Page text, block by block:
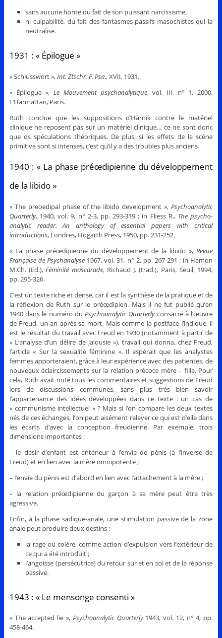
sans aucune honte du fait de son puissant narcissisme,
ni culpabilité, du fait des fantasmes passifs masochistes qui la
neutralise.
1931 : « Épilogue »
« Schlusswort »,Int. Ztschr. F. Psa., XVII, 1931.
« Épilogue », Le Mouvement psychanalytique, vol. III, n° 1, 2000,
L’Harmattan, Paris.
Ruth conclue que les suppositions d’Hárnik contre le matériel
clinique ne reposent pas sur un matériel clinique… ce ne sont donc
que ds spéculations théoriques. De plus, si les effets de la scène
primitive sont si intenses, c’est qu’il y a des troubles plus anciens.
1940 : « La phase préœdipienne du développement
de la libido »
« The preoedipal phase of the libido development »,Psychoanalytic
Quarterly, 1940, vol. 9, n° 2-3, pp. 293-319 ; in Fliess R., The psycho-
analytic reader. An anthology of essential papers with critical
introductions, Londres, Hogarth Press, 1950, pp. 231-252.
« La phase préœdipienne du développement de la libido »,Revue
Française de Psychanalyse 1967, vol. 31, n° 2, pp. 267-291 ; in Hamon
M.Ch. (Ed.),Féminité mascarade, Richaud J. (trad.), Paris, Seuil, 1994,
pp. 295-326.
C’est un texte riche et dense, car il est la synthèse de la pratique et de
la réflexion de Ruth sur le préœdipien. Mais il ne fut publié qu’en
1940 dans le numéro duPsychoanalytic Quarterlyconsacré à l’œuvre
de Freud, un an après sa mort. Mais comme la postface l’indique, il
est le résultat du travail avec Freud en 1930 (notamment à partir de
« L’analyse d’un délire de jalousie »), travail qui donna, chez Freud,
l’article « Sur la sexualité féminine ». Il espérait que les analystes
femmes apporteraient, grâce à leur expérience avec des patientes, de
nouveaux éclaircissements sur la relation précoce mère – fille. Pour
cela, Ruth avait noté tous les commentaires et suggestions de Freud
lors de discussions communes, sans plus très bien savoir
l’appartenance des idées développées dans ce texte : un cas de
« communisme intellectuel » ? Mais si l’on compare les deux textes
nés de ces échanges, l’on peut aisément relever ce qui est d’elle dans
les écarts d’avec la conception freudienne. Par exemple, trois
dimensions importantes :
– le désir d’enfant est antérieur à l’envie de pénis (à l’inverse de
Freud) et en lien avec la mère omnipotente ;
– l’envie du pénis est d’abord en lien avec l’attachement à la mère ;
– la relation préœdipienne du garçon à sa mère peut être très
agressive.
Enfin, à la phase sadique-anale, une stimulation passive de la zone
anale peut produire deux destins :
la rage ou colère, comme action d’expulsion vers l’extérieur de
ce qui a été introduit ;
l’angoisse (persécutrice) du retour sur et en soi et de la réponse
passive.
1943 : « Le mensonge consenti »
« The accepted lie », Psychoanalytic Quarterly1943, vol. 12, n° 4, pp.
458-464.